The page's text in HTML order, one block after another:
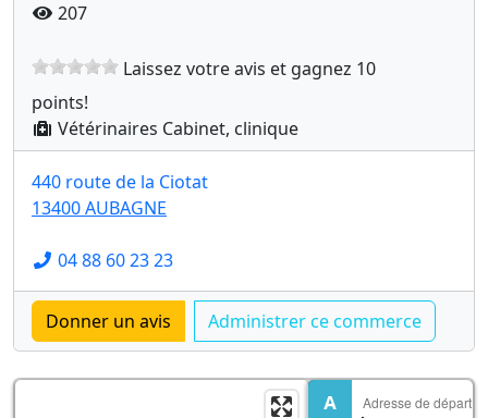
207
Laissez votre avis et gagnez 10
points!
Vétérinaires Cabinet, clinique
440 route de la Ciotat
13400 AUBAGNE
04 88 60 23 23